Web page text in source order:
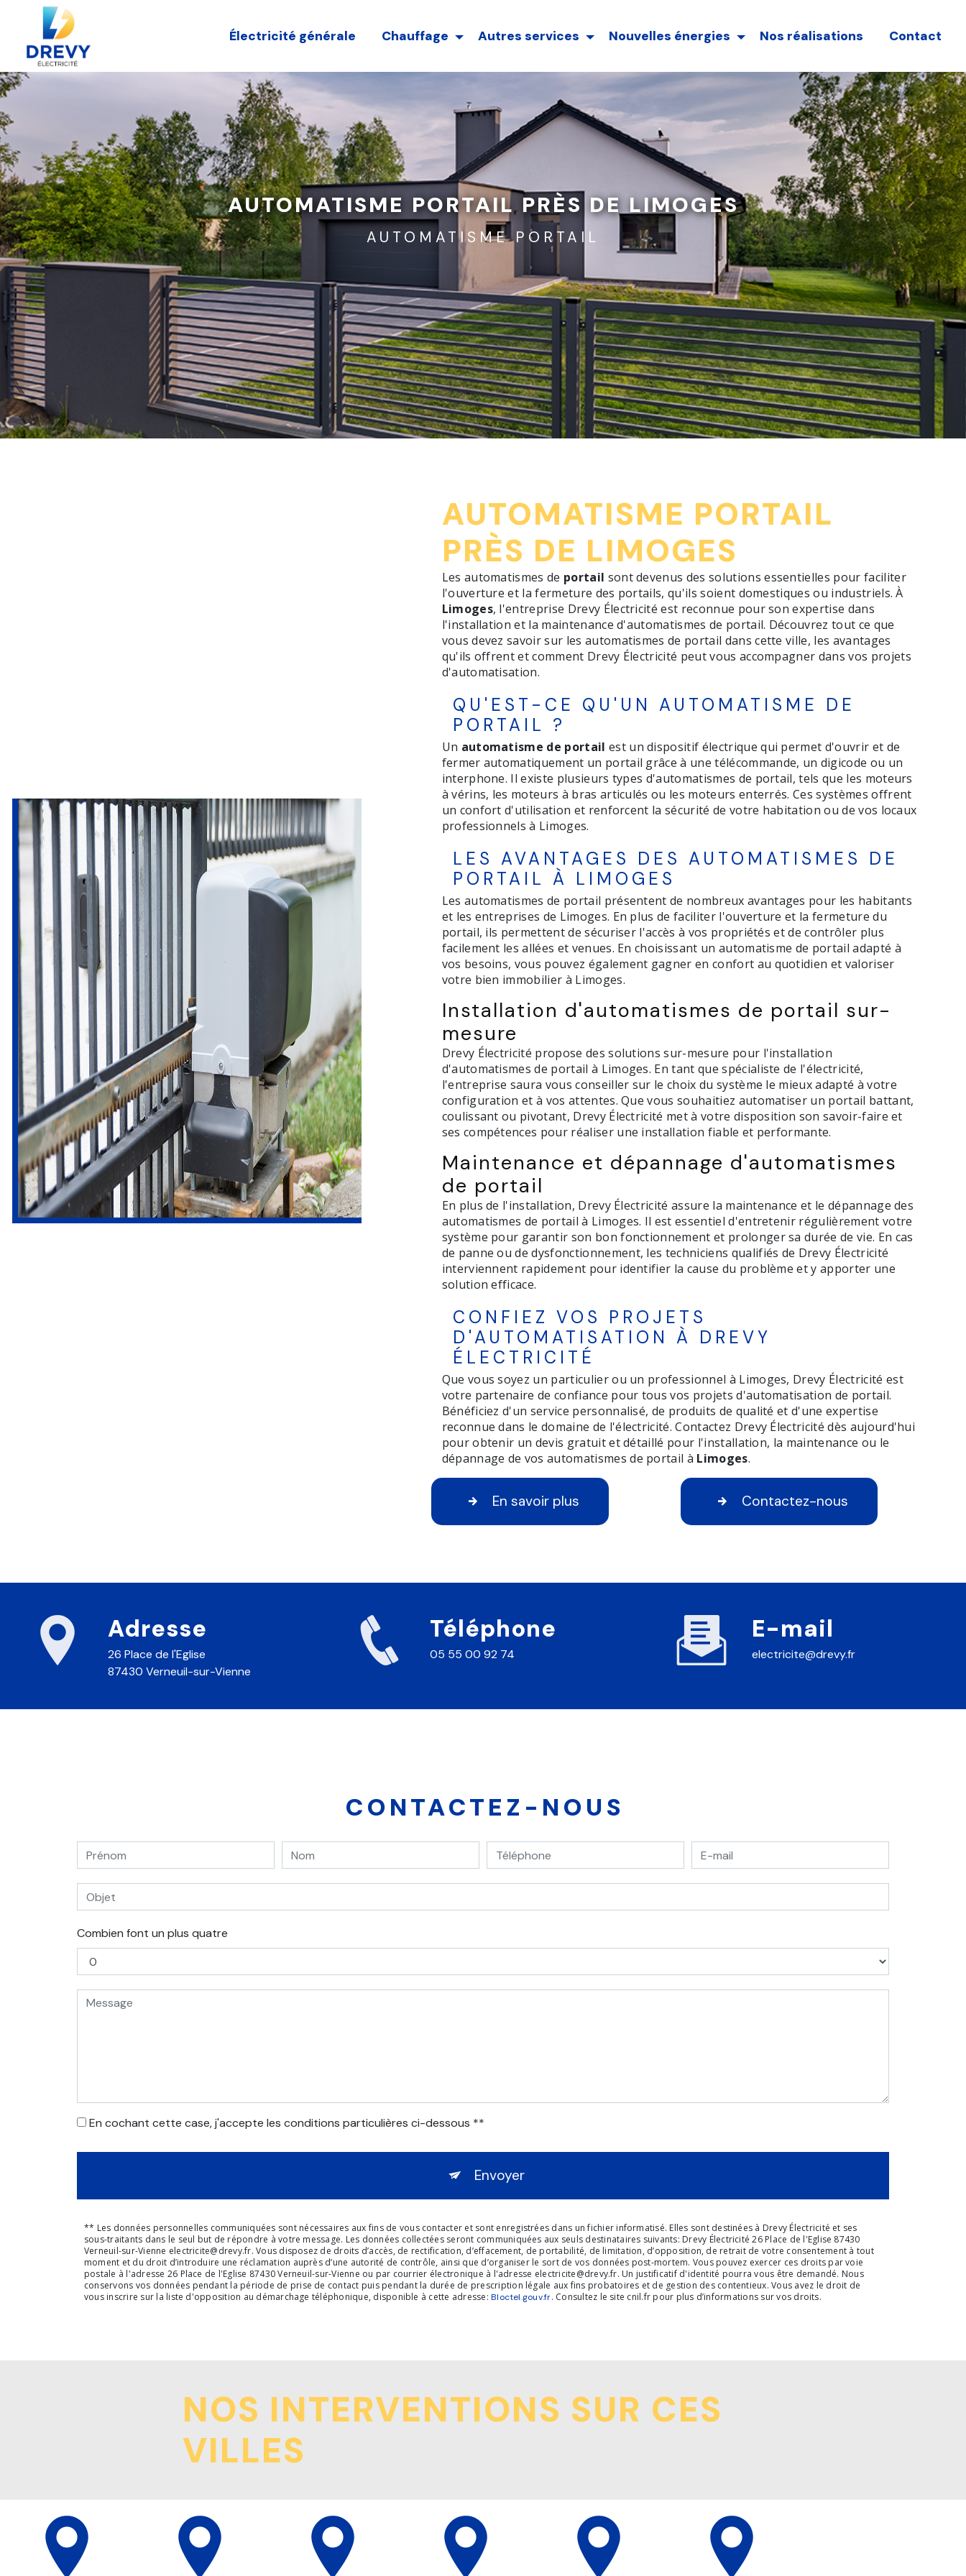
Électricité générale Chauffage Autres services Nouvelles énergies Nos réalisations Contact
AUTOMATISME PORTAIL PRÈS DE LIMOGES
AUTOMATISME PORTAIL
AUTOMATISME PORTAIL
PRÈS DE LIMOGES
Les automatismes de portail sont devenus des solutions essentielles pour faciliter
l'ouverture et la fermeture des portails, qu'ils soient domestiques ou industriels. À
Limoges, l'entreprise Drevy Électricité est reconnue pour son expertise dans
l'installation et la maintenance d'automatismes de portail. Découvrez tout ce que
vous devez savoir sur les automatismes de portail dans cette ville, les avantages
qu'ils offrent et comment Drevy Électricité peut vous accompagner dans vos projets
d'automatisation.
QU'EST-CE QU'UN AUTOMATISME DE
PORTAIL ?
Un automatisme de portail est un dispositif électrique qui permet d'ouvrir et de
fermer automatiquement un portail grâce à une télécommande, un digicode ou un
interphone. Il existe plusieurs types d'automatismes de portail, tels que les moteurs
à vérins, les moteurs à bras articulés ou les moteurs enterrés. Ces systèmes offrent
un confort d'utilisation et renforcent la sécurité de votre habitation ou de vos locaux
professionnels à Limoges.
LES AVANTAGES DES AUTOMATISMES DE
PORTAIL À LIMOGES
Les automatismes de portail présentent de nombreux avantages pour les habitants
et les entreprises de Limoges. En plus de faciliter l'ouverture et la fermeture du
portail, ils permettent de sécuriser l'accès à vos propriétés et de contrôler plus
facilement les allées et venues. En choisissant un automatisme de portail adapté à
vos besoins, vous pouvez également gagner en confort au quotidien et valoriser
votre bien immobilier à Limoges.
Installation d'automatismes de portail sur-
mesure
Drevy Électricité propose des solutions sur-mesure pour l'installation
d'automatismes de portail à Limoges. En tant que spécialiste de l'électricité,
l'entreprise saura vous conseiller sur le choix du système le mieux adapté à votre
configuration et à vos attentes. Que vous souhaitiez automatiser un portail battant,
coulissant ou pivotant, Drevy Électricité met à votre disposition son savoir-faire et
ses compétences pour réaliser une installation fiable et performante.
Maintenance et dépannage d'automatismes
de portail
En plus de l'installation, Drevy Électricité assure la maintenance et le dépannage des
automatismes de portail à Limoges. Il est essentiel d'entretenir régulièrement votre
système pour garantir son bon fonctionnement et prolonger sa durée de vie. En cas
de panne ou de dysfonctionnement, les techniciens qualifiés de Drevy Électricité
interviennent rapidement pour identifier la cause du problème et y apporter une
solution efficace.
CONFIEZ VOS PROJETS
D'AUTOMATISATION À DREVY
ÉLECTRICITÉ
Que vous soyez un particulier ou un professionnel à Limoges, Drevy Électricité est
votre partenaire de confiance pour tous vos projets d'automatisation de portail.
Bénéficiez d'un service personnalisé, de produits de qualité et d'une expertise
reconnue dans le domaine de l'électricité. Contactez Drevy Électricité dès aujourd'hui
pour obtenir un devis gratuit et détaillé pour l'installation, la maintenance ou le
dépannage de vos automatismes de portail à Limoges.
En savoir plus Contactez-nous
Adresse
26 Place de l'Eglise
87430 Verneuil-sur-Vienne
Téléphone
05 55 00 92 74
E-mail
electricite@drevy.fr
CONTACTEZ-NOUS
Combien font un plus quatre
En cochant cette case, j'accepte les conditions particulières ci-dessous **
Envoyer
** Les données personnelles communiquées sont nécessaires aux fins de vous contacter et sont enregistrées dans un fichier informatisé. Elles sont destinées à Drevy Électricité et ses
sous-traitants dans le seul but de répondre à votre message. Les données collectées seront communiquées aux seuls destinataires suivants: Drevy Électricité 26 Place de l'Eglise 87430
Verneuil-sur-Vienne electricite@drevy.fr. Vous disposez de droits d’accès, de rectification, d’effacement, de portabilité, de limitation, d’opposition, de retrait de votre consentement à tout
moment et du droit d’introduire une réclamation auprès d’une autorité de contrôle, ainsi que d’organiser le sort de vos données post-mortem. Vous pouvez exercer ces droits par voie
postale à l'adresse 26 Place de l'Eglise 87430 Verneuil-sur-Vienne ou par courrier électronique à l'adresse electricite@drevy.fr. Un justificatif d'identité pourra vous être demandé. Nous
conservons vos données pendant la période de prise de contact puis pendant la durée de prescription légale aux fins probatoires et de gestion des contentieux. Vous avez le droit de
vous inscrire sur la liste d'opposition au démarchage téléphonique, disponible à cette adresse:Bloctel.gouv.fr. Consultez le site cnil.fr pour plus d’informations sur vos droits.
NOS INTERVENTIONS SUR CES
VILLES
Panneau de gestion des cookies